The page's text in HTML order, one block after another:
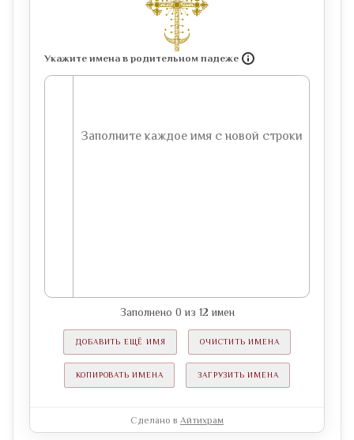
Укажите имена в родительном падеже
Заполнено 0 из 12 имен
ДОБАВИТЬ ЕЩЁ ИМЯ ОЧИСТИТЬ ИМЕНА
КОПИРОВАТЬ ИМЕНА ЗАГРУЗИТЬ ИМЕНА
Сделано в Айтихрам